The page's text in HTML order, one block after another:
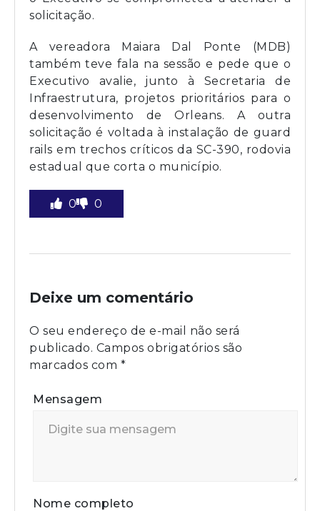
solicitação.
A vereadora Maiara Dal Ponte (MDB)
também teve fala na sessão e pede que o
Executivo avalie, junto à Secretaria de
Infraestrutura, projetos prioritários para o
desenvolvimento de Orleans. A outra
solicitação é voltada à instalação de guard
rails em trechos críticos da SC-390, rodovia
estadual que corta o município.
0 0
Deixe um comentário
O seu endereço de e-mail não será
publicado. Campos obrigatórios são
marcados com *
Mensagem
Nome completo